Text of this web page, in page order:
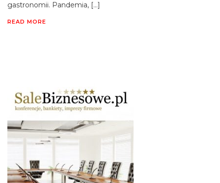
gastronomii. Pandemia, […]
READ MORE